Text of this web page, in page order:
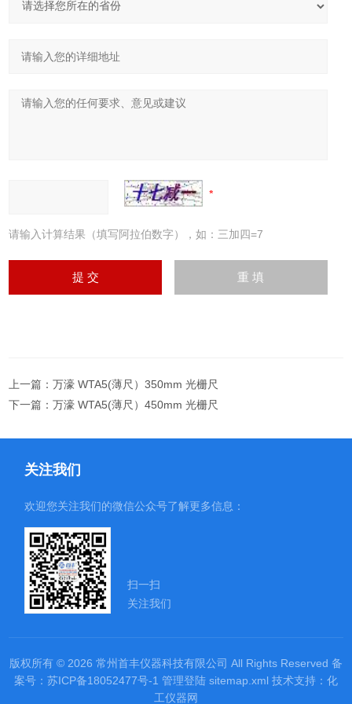
请输入计算结果（填写阿拉伯数字），如：三加四=7
上一篇：万濠 WTA5(薄尺）350mm 光栅尺
下一篇：万濠 WTA5(薄尺）450mm 光栅尺
关注我们
欢迎您关注我们的微信公众号了解更多信息：
扫一扫
关注我们
版权所有 © 2026 常州首丰仪器科技有限公司 All Rights Reserved 备
案号：苏ICP备18052477号-1 管理登陆 sitemap.xml 技术支持： 化
工仪器网